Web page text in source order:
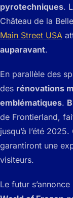
pyrotechniques.
Château de la
Main Street USA
auparavant.
En parallèle des
des rénovations
emblématiques.
de Frontierland,
jusqu’à l’été 2025.
garantiront une
visiteurs.
Le futur